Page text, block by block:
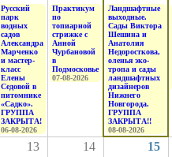
Русский
парк
водных
садов
Александра
Марченко
и мастер-
класс
Елены
Седовой в
питомнике
«Садко».
ГРУППА
ЗАКРЫТА!
06-08-2026
Практикум
по
топиарной
стрижке с
Анной
Чурбановой
в
Подмосковье
07-08-2026
Ландшафтные
выходные.
Сады Виктора
Шешина и
Анатолия
Недоросткова,
оленья эко-
тропа и сады
ландшафтных
дизайнеров
Нижнего
Новгорода.
ГРУППА
ЗАКРЫТА!!
08-08-2026
13 14 15